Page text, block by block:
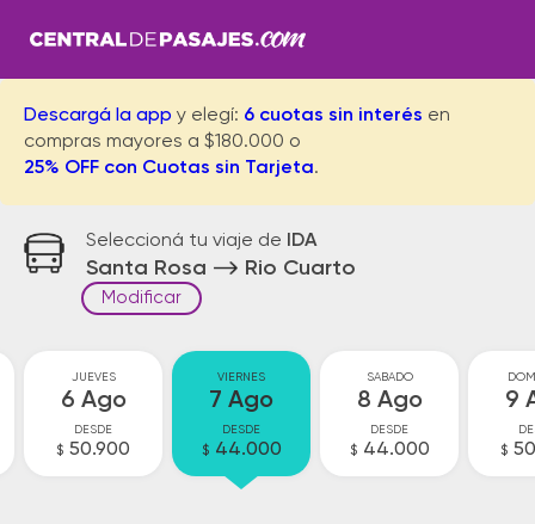
Descargá la app y elegí: 6 cuotas sin interés en
compras mayores a $180.000 o
25% OFF con Cuotas sin Tarjeta.
Seleccioná tu viaje de IDA
Santa Rosa Rio Cuarto
Modificar
JUEVES
6 Ago
DESDE
$ 50.900
VIERNES
7 Ago
DESDE
$ 44.000
SABADO
8 Ago
DESDE
$ 44.000
9
$